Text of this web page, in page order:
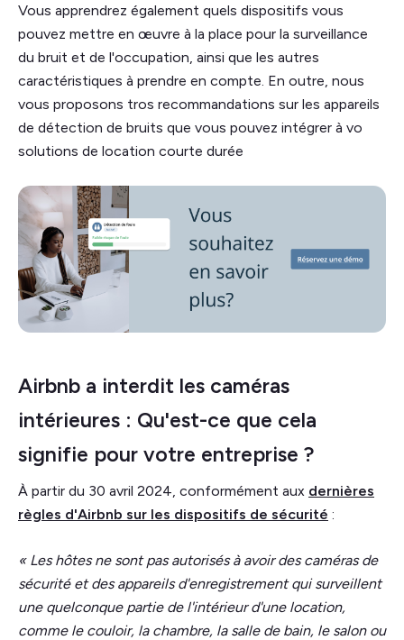
Vous apprendrez également quels dispositifs vous
pouvez mettre en œuvre à la place pour la surveillance
du bruit et de l'occupation, ainsi que les autres
caractéristiques à prendre en compte. En outre, nous
vous proposons tros recommandations sur les appareils
de détection de bruits que vous pouvez intégrer à vo
solutions de location courte durée
Airbnb a interdit les caméras
intérieures : Qu'est-ce que cela
signifie pour votre entreprise ?
À partir du 30 avril 2024, conformément aux dernières
règles d'Airbnb sur les dispositifs de sécurité :
« Les hôtes ne sont pas autorisés à avoir des caméras de
sécurité et des appareils d'enregistrement qui surveillent
une quelconque partie de l'intérieur d'une location,
comme le couloir, la chambre, la salle de bain, le salon ou